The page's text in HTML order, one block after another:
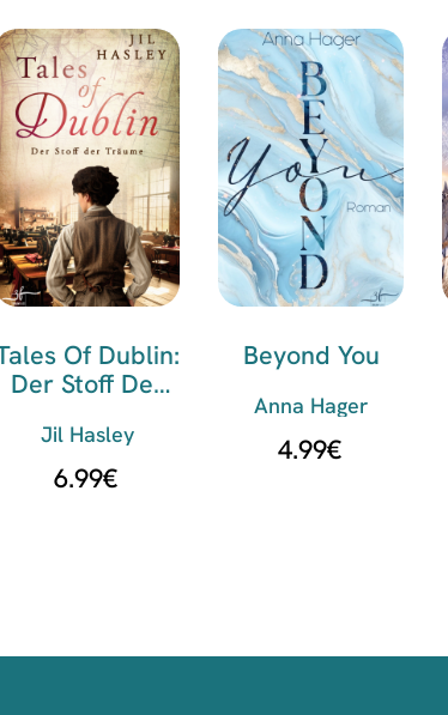
Of Dublin:
Der Stoff Der
Jil Hasley
6.99€
Beyond You
Anna Hager
4.99€